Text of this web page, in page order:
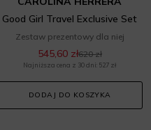
Good Girl Travel Exclusive Set
Zestaw prezentowy dla niej
545,60 zł620 zł
Najniższa cena z 30 dni: 527 zł
DODAJ DO KOSZYKA